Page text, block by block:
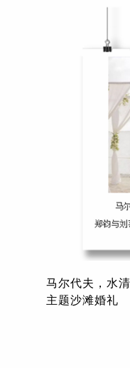
马尔代夫，水
主题沙滩婚礼